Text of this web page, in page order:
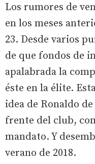
Los rumores de
en los meses
23. Desde varios
de que fondos de
apalabrada la
éste en la élite.
idea de Ronaldo
frente del club,
mandato. Y
verano de 2018.